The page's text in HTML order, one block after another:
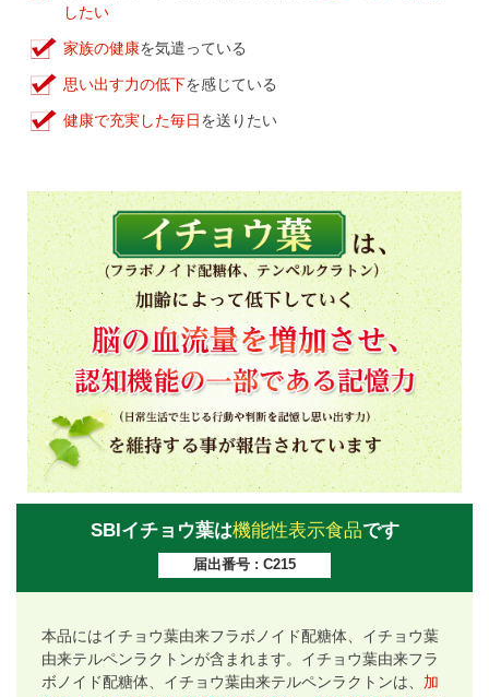
したい
家族の健康を気遣っている
思い出す力の低下を感じている
健康で充実した毎日を送りたい
SBIイチョウ葉は機能性表示食品です
届出番号 : C215
本品にはイチョウ葉由来フラボノイド配糖体、イチョウ葉
由来テルペンラクトンが含まれます。イチョウ葉由来フラ
ボノイド配糖体、イチョウ葉由来テルペンラクトンは、 加